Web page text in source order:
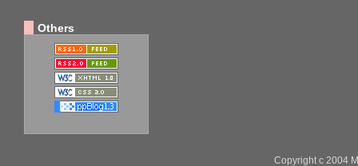
Others
Copyright c 2004